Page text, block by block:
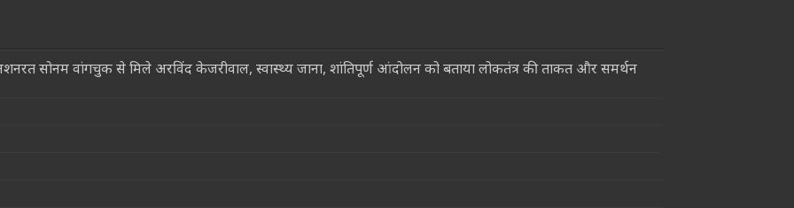
सोनम वांगचुक से मिले अरविंद केजरीवाल, स्वास्थ्य जाना, शांतिपूर्ण आंदोलन को बताया लोकतंत्र की ताकत और समर्थन